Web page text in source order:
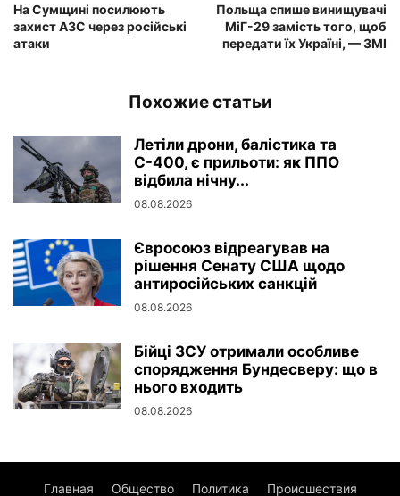
На Сумщині посилюють
захист АЗС через російські
атаки
Польща спише винищувачі
МіГ-29 замість того, щоб
передати їх Україні, — ЗМІ
Похожие статьи
Летіли дрони, балістика та
С-400, є прильоти: як ППО
відбила нічну...
08.08.2026
Євросоюз відреагував на
рішення Сенату США щодо
антиросійських санкцій
08.08.2026
Бійці ЗСУ отримали особливе
спорядження Бундесверу: що в
нього входить
08.08.2026
Главная Общество Политика Происшествия